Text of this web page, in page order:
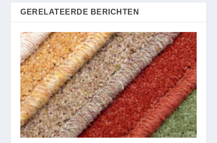
GERELATEERDE BERICHTEN